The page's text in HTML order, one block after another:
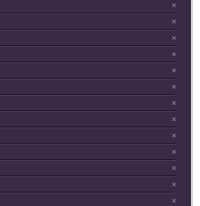
×
×
×
×
×
×
×
×
×
×
×
×
×